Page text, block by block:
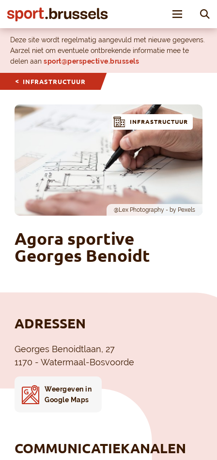
Toggle
Deze site wordt regelmatig aangevuld met nieuwe gegevens.
Aarzel niet om eventuele ontbrekende informatie mee te
delen aan sport@perspective.brussels
INFRASTRUCTUUR
@Lex Photography - by Pexels
INFRASTRUCTUUR
Agora sportive
Georges Benoidt
ADRESSEN
Georges Benoidtlaan, 27
1170 - Watermaal-Bosvoorde
Weergeven in
Google Maps
COMMUNICATIEKANALEN